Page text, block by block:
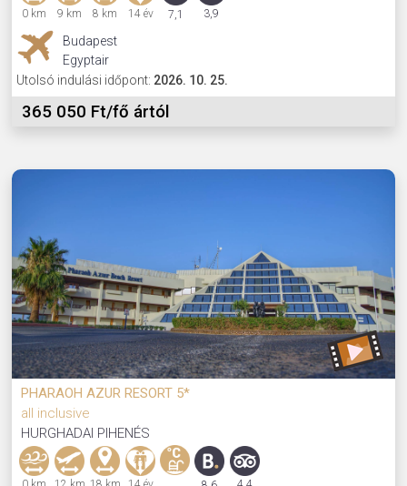
0 km 9 km 8 km 14 év 7,1 3,9
Budapest
Egyptair
Utolsó indulási időpont: 2026. 10. 25.
365 050 Ft/fő ártól
PHARAOH AZUR RESORT 5*
all inclusive
HURGHADAI PIHENÉS